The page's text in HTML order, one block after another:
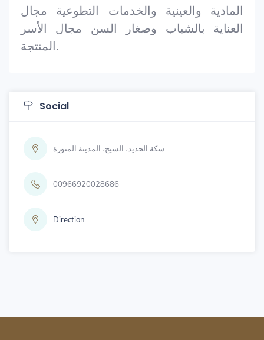
المادية والعينية والخدمات التطوعية مجال
العناية بالشباب وصغار السن مجال الأسر
المنتجة.
Social
سكة الحديد، السيح، المدينة المنورة
00966920028686
Direction